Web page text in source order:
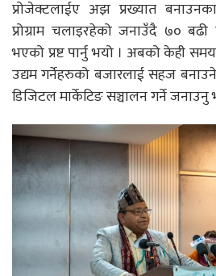
प्रोजेक्टलाईए अझ प्रख्यात
प्रोग्राम चलाइरहेको जनाउँदै ७०
भएको प्रष्ट पार्नु भयो । अबको केही
उद्यम गर्नेहरुको बजारलाई सहज
डिजिटल मार्केटिङ सञ्चालन गर्ने जनाउनु